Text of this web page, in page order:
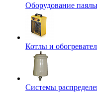
Оборудование
Котлы и
Системы